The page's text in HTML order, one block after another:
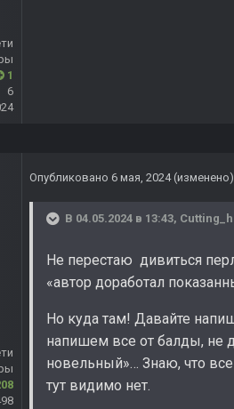
1
6
Опубликовано 6 мая, 2024 (изменено)
В 04.05.2024 в 13:43,
Не перестаю дивиться
«автор доработал
Но куда там! Давайте
напишем все от балды, не
новельный»… Знаю, что все
тут видимо нет.